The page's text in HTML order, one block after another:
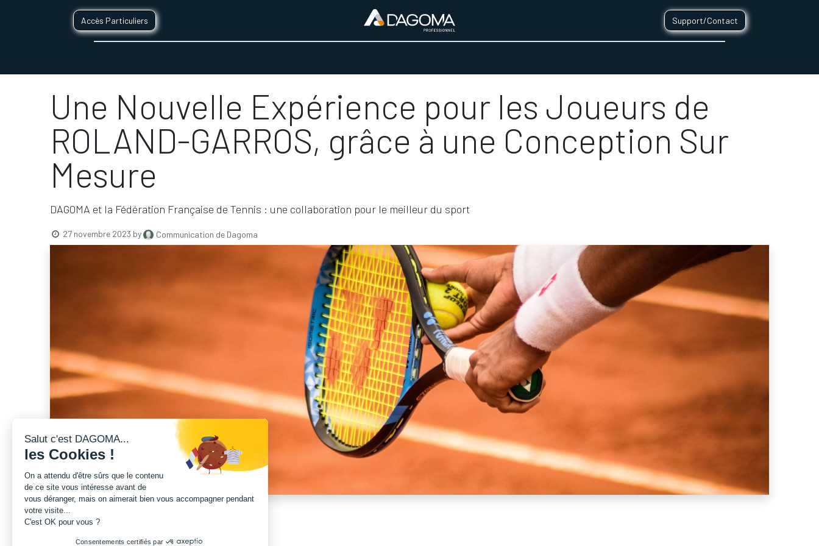
Accès Particuliers Support/Contact
Une Nouvelle Expérience pour les Joueurs de
ROLAND-GARROS, grâce à une Conception Sur
Mesure
DAGOMA et la Fédération Française de Tennis : une collaboration pour le meilleur du sport
27 novembre 2023 by Communication de Dagoma
Salut c'est DAGOMA...
les Cookies !
On a attendu d'être sûrs que le contenu
de ce site vous intéresse avant de
vous déranger, mais on aimerait bien vous accompagner pendant
votre visite...
C'est OK pour vous ?
Consentements certifiés par